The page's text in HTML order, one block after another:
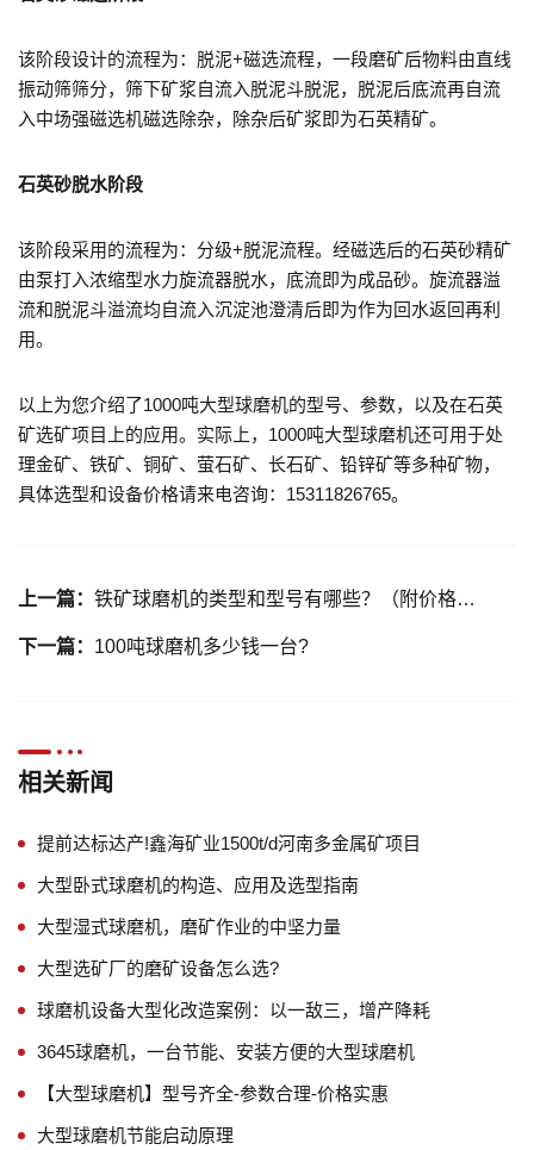
该阶段设计的流程为：脱泥+磁选流程，一段磨矿后物料由直线
振动筛筛分，筛下矿浆自流入脱泥斗脱泥，脱泥后底流再自流
入中场强磁选机磁选除杂，除杂后矿浆即为石英精矿。
石英砂脱水阶段
该阶段采用的流程为：分级+脱泥流程。经磁选后的石英砂精矿
由泵打入浓缩型水力旋流器脱水，底流即为成品砂。旋流器溢
流和脱泥斗溢流均自流入沉淀池澄清后即为作为回水返回再利
用。
以上为您介绍了1000吨大型球磨机的型号、参数，以及在石英
矿选矿项目上的应用。实际上，1000吨大型球磨机还可用于处
理金矿、铁矿、铜矿、萤石矿、长石矿、铅锌矿等多种矿物，
具体选型和设备价格请来电咨询：15311826765。
上一篇： 铁矿球磨机的类型和型号有哪些？（附价格、参数供参考）
下一篇： 100吨球磨机多少钱一台?
相关新闻
提前达标达产!鑫海矿业1500t/d河南多金属矿项目
大型卧式球磨机的构造、应用及选型指南
大型湿式球磨机，磨矿作业的中坚力量
大型选矿厂的磨矿设备怎么选?
球磨机设备大型化改造案例：以一敌三，增产降耗
3645球磨机，一台节能、安装方便的大型球磨机
【大型球磨机】型号齐全-参数合理-价格实惠
大型球磨机节能启动原理